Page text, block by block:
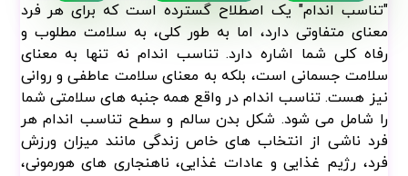
"تناسب اندام" یک اصطلاح گسترده است که برای هر فرد
معنای متفاوتی دارد، اما به طور کلی، به سلامت مطلوب و
رفاه کلی شما اشاره دارد. تناسب اندام نه تنها به معنای
سلامت جسمانی است، بلکه به معنای سلامت عاطفی و روانی
نیز هست. تناسب اندام در واقع همه جنبه های سلامتی شما
را شامل می شود. شکل بدن سالم و سطح تناسب اندام هر
فرد ناشی از انتخاب های خاص زندگی مانند میزان ورزش
فرد، رژیم غذایی و عادات غذایی، ناهنجاری های هورمونی،